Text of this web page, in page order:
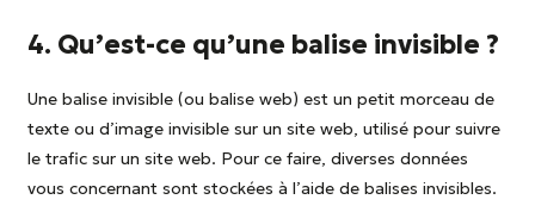
4. Qu’est-ce qu’une balise invisible ?
Une balise invisible (ou balise web) est un petit morceau de
texte ou d’image invisible sur un site web, utilisé pour suivre
le trafic sur un site web. Pour ce faire, diverses données
vous concernant sont stockées à l’aide de balises invisibles.